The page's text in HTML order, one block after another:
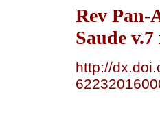
Rev Pan-
Saude
http://